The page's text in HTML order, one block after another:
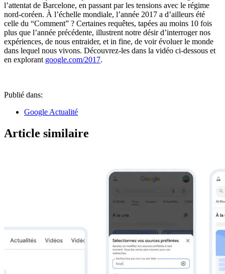
l’attentat de Barcelone, en passant par les tensions avec le régime
nord-coréen. À l’échelle mondiale, l’année 2017 a d’ailleurs été
celle du “Comment” ? Certaines requêtes, tapées au moins 10 fois
plus que l’année précédente, illustrent notre désir d’interroger nos
expériences, de nous entraider, et in fine, de voir évoluer le monde
dans lequel nous vivons. Découvrez-les dans la vidéo ci-dessous et
en explorant google.com/2017.
Publié dans:
Google Actualité
Article similaire